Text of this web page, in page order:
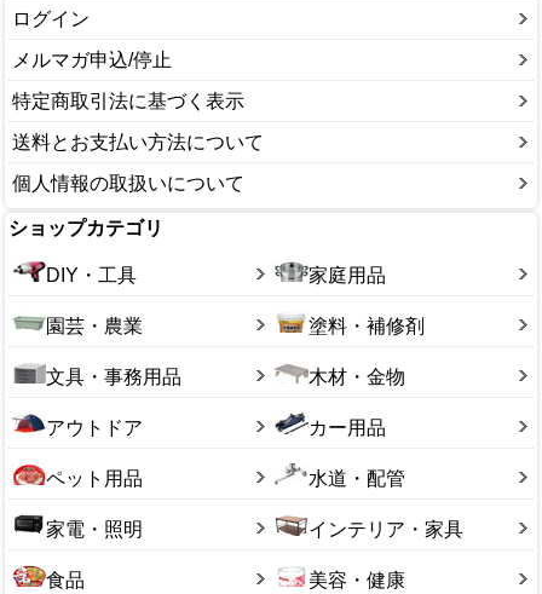
その他
虫かご・飼育ケース
登り木
鈴虫用品
その他
ログイン
メルマガ申込/停止
特定商取引法に基づく表示
送料とお支払い方法について
個人情報の取扱いについて
ショップカテゴリ
DIY・工具 家庭用品
園芸・農業 塗料・補修剤
文具・事務用品 木材・金物
アウトドア カー用品
ペット用品 水道・配管
家電・照明 インテリア・家具
食品 美容・健康